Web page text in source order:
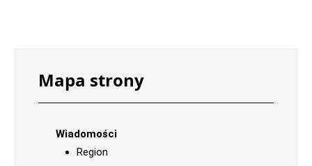
Mapa strony
Wiadomości
Region